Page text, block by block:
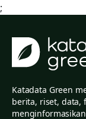
;
Katadata Green
berita, riset, data,